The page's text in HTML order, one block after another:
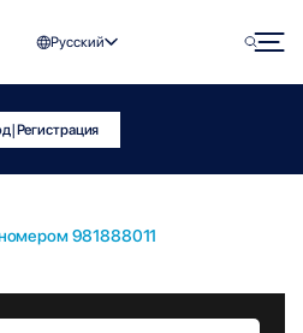
Русский
|Регистрация
981888011